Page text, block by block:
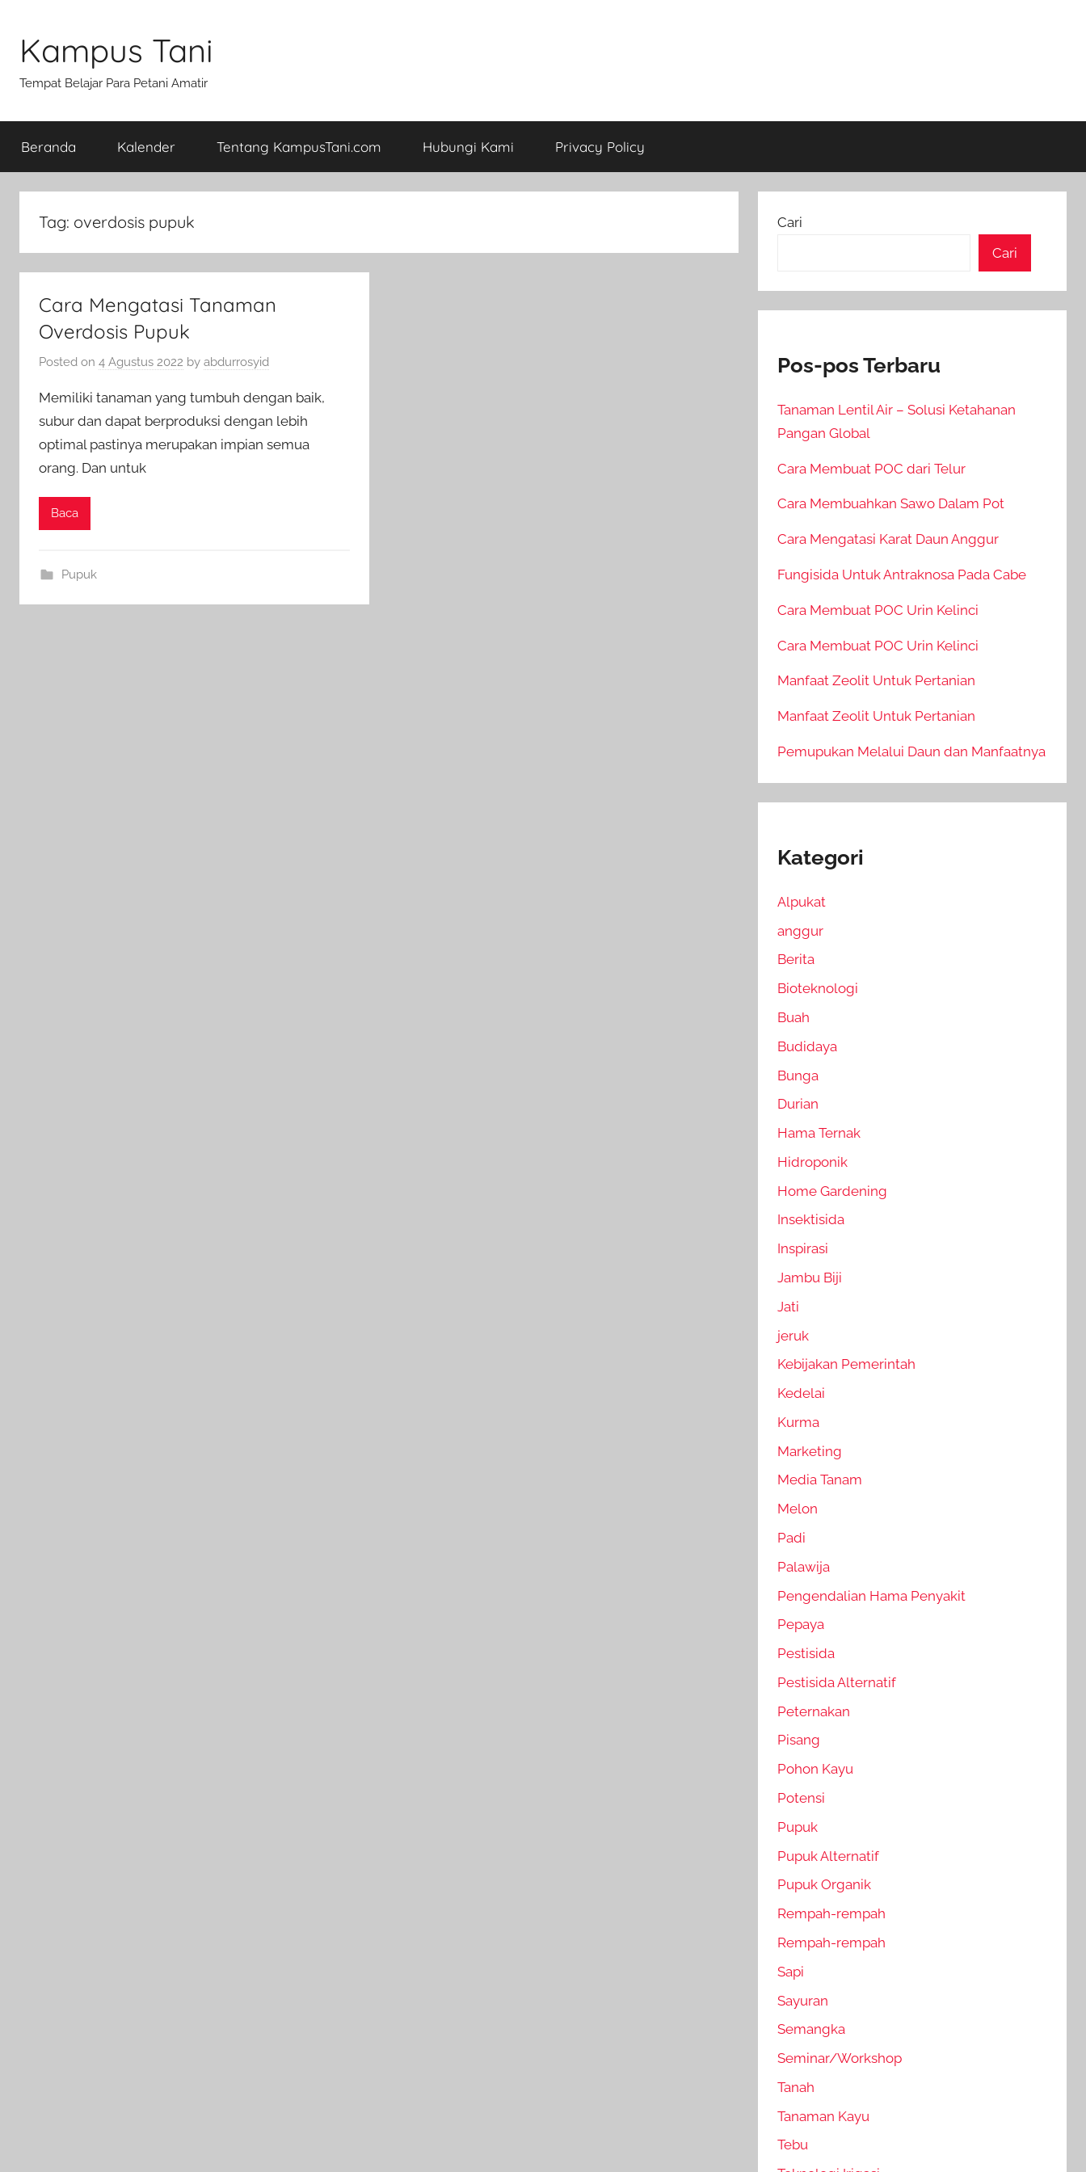
content
Kampus Tani
Tempat Belajar Para Petani Amatir
Beranda Kalender Tentang KampusTani.com Hubungi Kami Privacy Policy
Tag: overdosis pupuk
Cara Mengatasi Tanaman
Overdosis Pupuk
Posted on 4 Agustus 2022 by abdurrosyid
Memiliki tanaman yang tumbuh dengan baik,
subur dan dapat berproduksi dengan lebih
optimal pastinya merupakan impian semua
orang. Dan untuk
Baca
Pupuk
Cari
Cari
Pos-pos Terbaru
Tanaman Lentil Air – Solusi Ketahanan
Pangan Global
Cara Membuat POC dari Telur
Cara Membuahkan Sawo Dalam Pot
Cara Mengatasi Karat Daun Anggur
Fungisida Untuk Antraknosa Pada Cabe
Cara Membuat POC Urin Kelinci
Cara Membuat POC Urin Kelinci
Manfaat Zeolit Untuk Pertanian
Manfaat Zeolit Untuk Pertanian
Pemupukan Melalui Daun dan Manfaatnya
Kategori
Alpukat
anggur
Berita
Bioteknologi
Buah
Budidaya
Bunga
Durian
Hama Ternak
Hidroponik
Home Gardening
Insektisida
Inspirasi
Jambu Biji
Jati
jeruk
Kebijakan Pemerintah
Kedelai
Kurma
Marketing
Media Tanam
Melon
Padi
Palawija
Pengendalian Hama Penyakit
Pepaya
Pestisida
Pestisida Alternatif
Peternakan
Pisang
Pohon Kayu
Potensi
Pupuk
Pupuk Alternatif
Pupuk Organik
Rempah-rempah
Rempah-rempah
Sapi
Sayuran
Semangka
Seminar/Workshop
Tanah
Tanaman Kayu
Tebu